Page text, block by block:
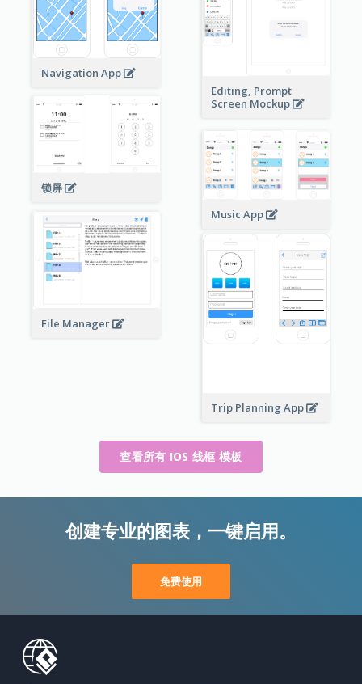
Navigation App
Editing, Prompt
Screen Mockup
锁屏
Music App
File Manager
Trip Planning App
查看所有 IOS 线框 模板
创建专业的图表，一键启用。
免费使用